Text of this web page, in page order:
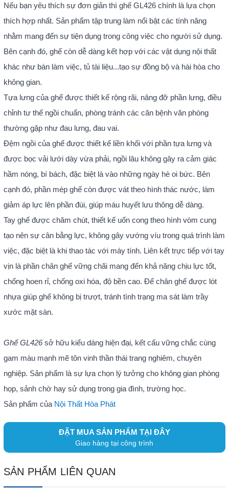
Nếu bạn yêu thích sự đơn giản thì ghế GL426 chính là lựa chọn
thích hợp nhất. Sản phẩm tập trung làm nổi bật các tính năng
nhằm mang đến sự tiện dụng trong công việc cho người sử dụng.
Bên cạnh đó, ghế còn dễ dàng kết hợp với các vật dụng nội thất
khác như bàn làm việc, tủ tài liệu...tạo sự đồng bộ và hài hòa cho
không gian.
Tựa lưng của ghế được thiết kế rộng rãi, nâng đỡ phần lưng, điều
chỉnh tư thế ngồi chuẩn, phòng tránh các căn bệnh văn phòng
thường gặp như đau lưng, đau vai.
Đệm ngồi của ghế được thiết kế liền khối với phần tựa lưng và
được bọc vải lưới dày vừa phải, ngồi lâu không gây ra cảm giác
hầm nóng, bí bách, đặc biệt là vào những ngày hè oi bức. Bên
cạnh đó, phần mép ghế còn được vát theo hình thác nước, làm
giảm áp lực lên phần đùi, giúp máu huyết lưu thông dễ dàng.
Tay ghế được chăm chút, thiết kế uốn cong theo hình vòm cung
tạo nên sự cân bằng lực, không gây vướng víu trong quá trình làm
việc, đặc biệt là khi thao tác với máy tính. Liên kết trực tiếp với tay
vịn là phần chân ghế vững chãi mang đến khả năng chịu lực tốt,
chống hoen rỉ, chống oxi hóa, độ bền cao. Đế chân ghế được lót
nhựa giúp ghế không bị trượt, tránh tình trạng ma sát làm trầy
xước mặt sàn.
Ghế GL426sở hữu kiểu dáng hiện đại, kết cấu vững chắc cùng
gam màu mạnh mẽ tôn vinh thần thái trang nghiêm, chuyên
nghiệp. Sản phẩm là sự lựa chọn lý tưởng cho không gian phòng
họp, sảnh chờ hay sử dụng trong gia đình, trường học.
Sản phẩm của Nội Thất Hòa Phát
ĐẶT MUA SẢN PHẨM TẠI ĐÂY
Giao hàng tại công trình
SẢN PHẨM LIÊN QUAN